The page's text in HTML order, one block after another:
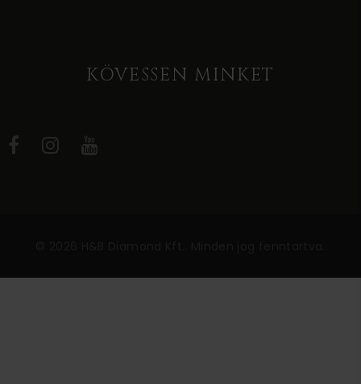
KÖVESSEN MINKET